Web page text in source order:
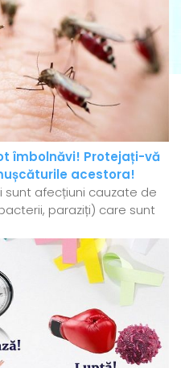
îmbolnăvi! Protejați-vă
acestora!
sunt afecțiuni cauzate de
paraziți) care sunt